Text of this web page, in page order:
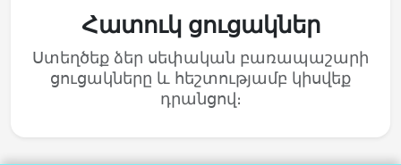
Հատուկ ցուցակներ
Ստեղծեք ձեր սեփական բառապաշարի
ցուցակները և հեշտությամբ կիսվեք
դրանցով։